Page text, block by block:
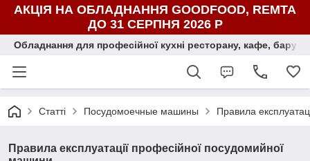
АКЦІЯ НА ОБЛАДНАННЯ GOODFOOD, REMTA
ДО 31 СЕРПНЯ 2026 Р
Обладнання для професійної кухні ресторану, кафе, бару,
Статті Посудомоечные машины Правила
Правила експлуатації професійної посудомийної